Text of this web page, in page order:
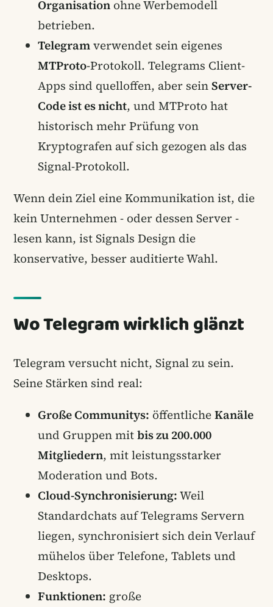
Organisation ohne Werbemodell
betrieben.
Telegramverwendet sein eigenes
MTProto-Protokoll. Telegrams Client-
Apps sind quelloffen, aber seinServer-
Code ist es nicht, und MTProto hat
historisch mehr Prüfung von
Kryptografen auf sich gezogen als das
Signal-Protokoll.
Wenn dein Ziel eine Kommunikation ist, die
kein Unternehmen - oder dessen Server -
lesen kann, ist Signals Design die
konservative, besser auditierte Wahl.
Wo Telegram wirklich glänzt
Telegram versucht nicht, Signal zu sein.
Seine Stärken sind real:
Große Communitys: öffentlicheKanäle
und Gruppen mitbis zu 200.000
Mitgliedern, mit leistungsstarker
Moderation und Bots.
Cloud-Synchronisierung:Weil
Standardchats auf Telegrams Servern
liegen, synchronisiert sich dein Verlauf
mühelos über Telefone, Tablets und
Desktops.
Funktionen: große